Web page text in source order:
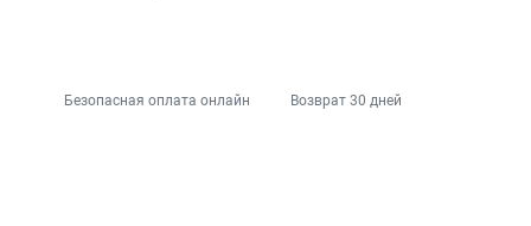
Безопасная оплата онлайн Возврат 30 дней